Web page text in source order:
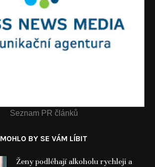
Seznam PR článků
MOHLO BY SE VÁM LÍBIT
Ženy podléhají alkoholu rychleji a